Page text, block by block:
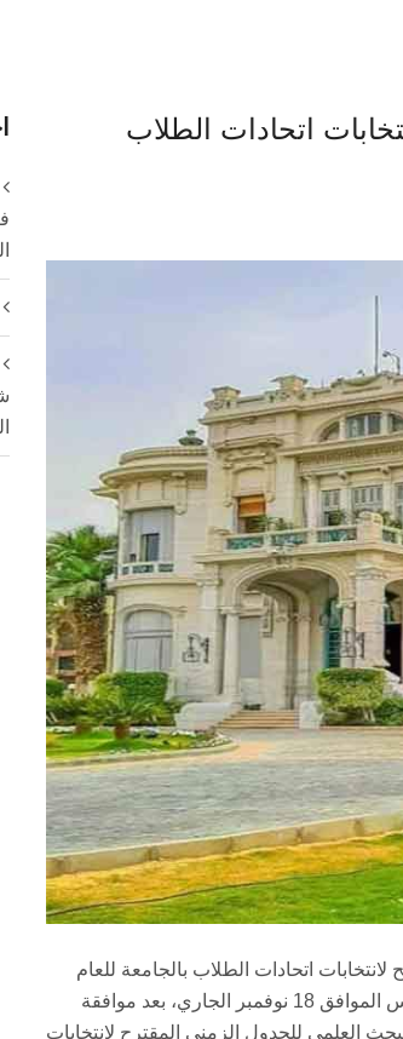
اتحادات الطلاب
اتحادات الطلاب بالجامعة للعام
الجامعي 2021/2022 ، وذلك اعتباراً من التاسعة من صباح يوم الخميس الموافق 18 نوفمبر الجاري، بعد موافقة
العلمي للجدول الزمني المقترح لانتخابات